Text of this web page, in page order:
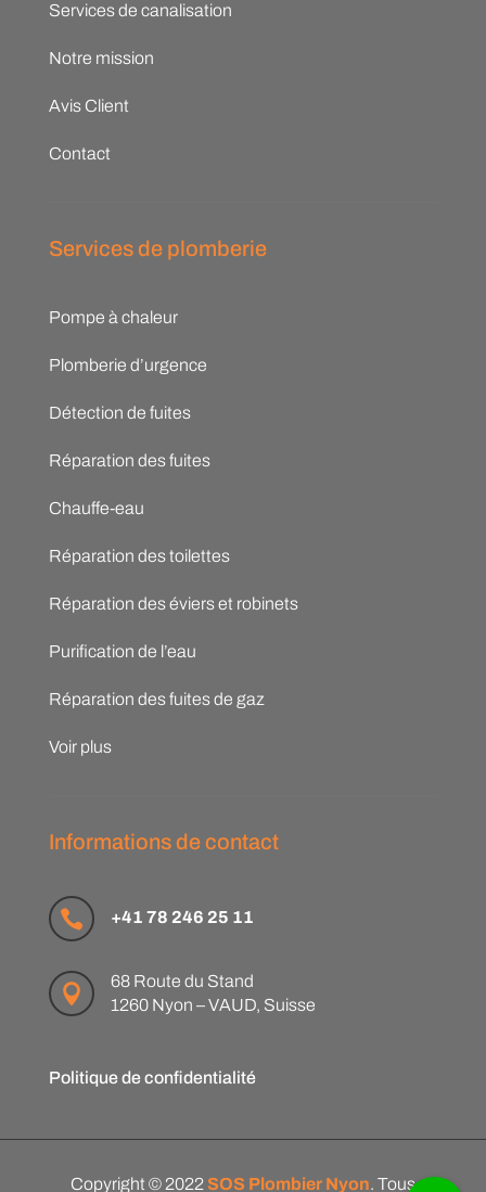
Services de canalisation
Notre mission
Avis Client
Contact
Services de plomberie
Pompe à chaleur
Plomberie d’urgence
Détection de fuites
Réparation des fuites
Chauffe-eau
Réparation des toilettes
Réparation des éviers et robinets
Purification de l’eau
Réparation des fuites de gaz
Voir plus
Informations de contact
 +41 78 246 25 11

68 Route du Stand
1260 Nyon – VAUD, Suisse
Politique de confidentialité
Copyright © 2022 SOS Plombier Nyon. Tous